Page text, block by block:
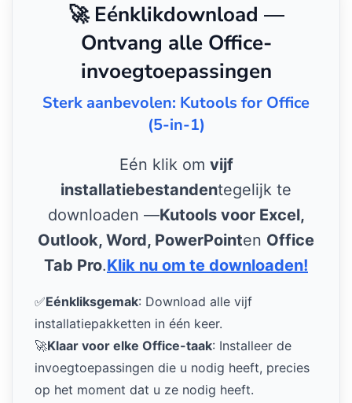
🚀 Eénklikdownload —
Ontvang alle Office-
invoegtoepassingen
Sterk aanbevolen: Kutools for Office
(5-in-1)
Eén klik om vijf
installatiebestandentegelijk te
downloaden —Kutools voor Excel,
Outlook, Word, PowerPointen Office
Tab Pro.Klik nu om te downloaden!
✅Eénkliksgemak: Download alle vijf
installatiepakketten in één keer.
🚀Klaar voor elke Office-taak: Installeer de
invoegtoepassingen die u nodig heeft, precies
op het moment dat u ze nodig heeft.